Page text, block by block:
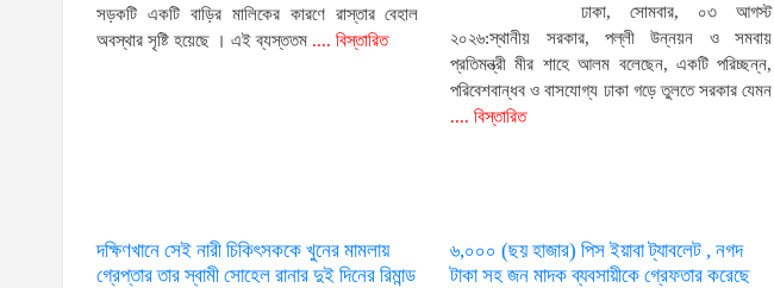
সড়কটি একটি বাড়ির মালিকের কারণে রাস্তার বেহাল
অবস্থার সৃষ্টি হয়েছে । এই ব্যস্ততম .... বিস্তারিত
ঢাকা, সোমবার, ০৩ আগস্ট
২০২৬:স্থানীয় সরকার, পল্লী উন্নয়ন ও সমবায়
প্রতিমন্ত্রী মীর শাহে আলম বলেছেন, একটি পরিচ্ছন্ন,
পরিবেশবান্ধব ও বাসযোগ্য ঢাকা গড়ে তুলতে সরকার যেমন
.... বিস্তারিত
দক্ষিণখানে সেই নারী চিকিৎসককে খুনের মামলায়
গ্রেপ্তার তার স্বামী সোহেল রানার দুই দিনের রিমান্ড
৬,০০০ (ছয় হাজার) পিস ইয়াবা ট্যাবলেট , নগদ
টাকা সহ জন মাদক ব্যবসায়ীকে গ্রেফতার করেছে